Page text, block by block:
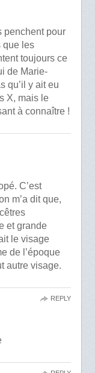
penchent pour
que les
toujours ce
de Marie-
qu’il y ait eu
X, mais le
à connaître !
C’est
m’a dit que,
et grande
le visage
de l’époque
autre visage.
REPLY